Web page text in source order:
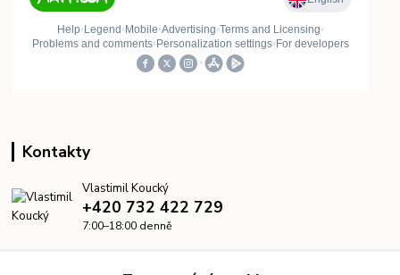
Kontakty
Vlastimil Koucký
+420 732 422 729
7:00–18:00 denně